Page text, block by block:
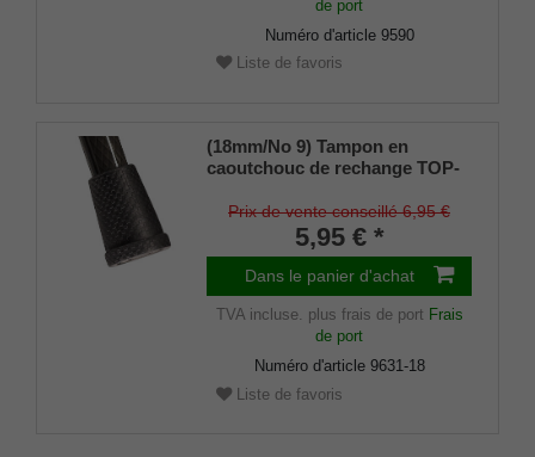
de port
Numéro d'article 9590
Liste de favoris
(18mm/No 9) Tampon en
caoutchouc de rechange TOP-
noir, (lot de 2)
Prix de vente conseillé 6,95 €
5,95 € *
Dans le panier d'achat
TVA incluse. plus frais de port Frais
de port
Numéro d'article 9631-18
Liste de favoris